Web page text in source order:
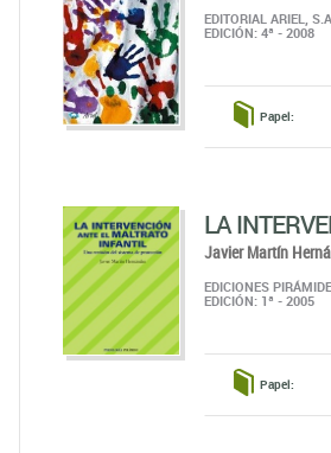
EDITORIAL ARIEL,
EDICIÓN: 4ª - 2008
Papel:
LA
Javier Martín
EDICIONES
EDICIÓN: 1ª - 2005
Papel: